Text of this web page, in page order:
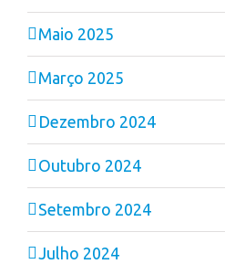
Maio 2025
Março 2025
Dezembro 2024
Outubro 2024
Setembro 2024
Julho 2024